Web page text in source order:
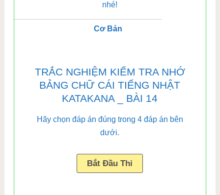
nhé!
Cơ Bản
TRẮC NGHIỆM KIỂM TRA NHỚ
BẢNG CHỮ CÁI TIẾNG NHẬT
KATAKANA _ BÀI 14
Hãy chọn đáp án đúng trong 4 đáp án bên
dưới.